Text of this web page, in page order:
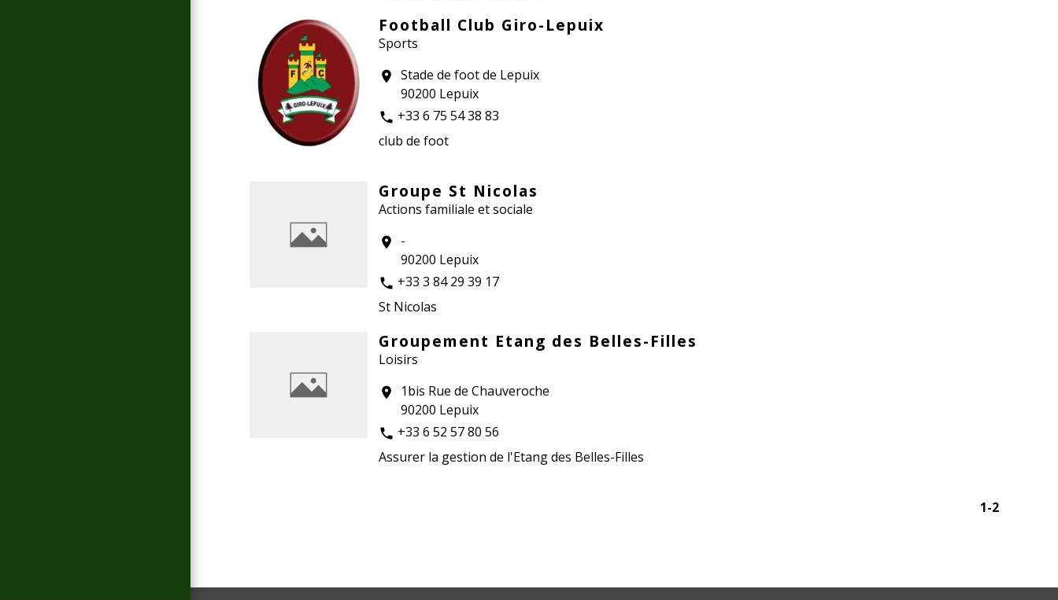
Football Club Giro-Lepuix
Sports
location_on Stade de foot de Lepuix
90200 Lepuix
phone +33 6 75 54 38 83
club de foot
Groupe St Nicolas
Actions familiale et sociale
location_on
-
90200 Lepuix
phone +33 3 84 29 39 17
St Nicolas
Groupement Etang des Belles-Filles
Loisirs
location_on
1bis Rue de Chauveroche
90200 Lepuix
phone +33 6 52 57 80 56
Assurer la gestion de l'Etang des Belles-Filles
1-2